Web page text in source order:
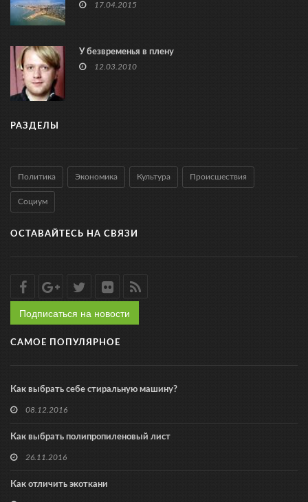
17.04.2015
У безвременья в плену
12.03.2010
РАЗДЕЛЫ
Политика Экономика Культура Происшествия
Социум
ОСТАВАЙТЕСЬ НА СВЯЗИ
Подписаться на новости
САМОЕ ПОПУЛЯРНОЕ
Как выбрать себе стиральную машину?
08.12.2016
Как выбрать полипропиленовый лист
26.11.2016
Как отличить экоткани